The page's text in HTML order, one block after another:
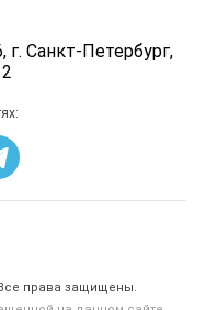
г. Санкт-Петербург,
Все права защищены.